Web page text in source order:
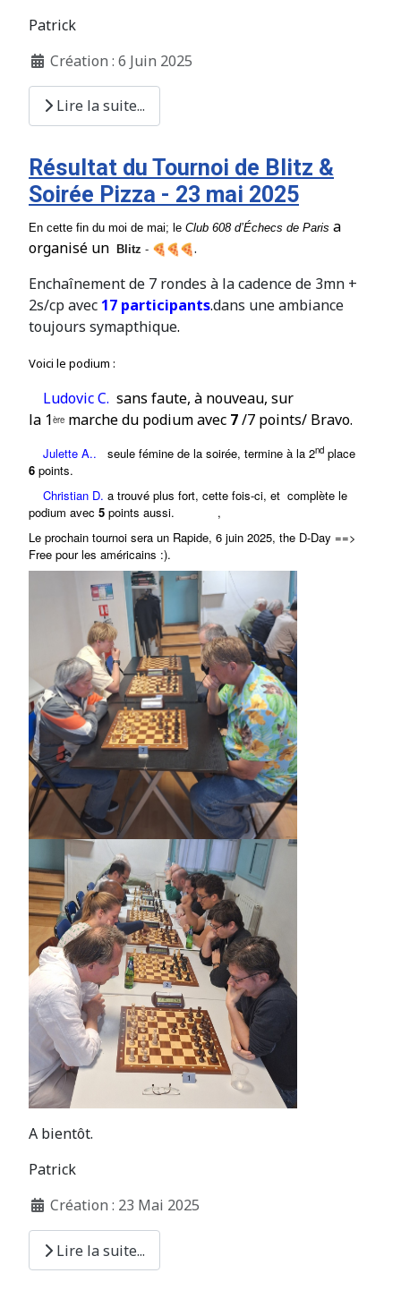
Patrick
Création : 6 Juin 2025
Lire la suite...
Résultat du Tournoi de Blitz &
Soirée Pizza - 23 mai 2025
En cette fin du moi de mai; le Club 608d’Échecs de Paris a
organisé un
Blitz -
.
Enchaînement de 7 rondes à la cadence de 3mn +
2s/cp avec 17 participants.dans une ambiance
toujours symapthique.
Voici le podium :
Ludovic C. sans faute, à nouveau, sur
la 1ère marche du podium avec 7/7 points/ Bravo.
Julette A.. seule fémine de la soirée, termine à la 2nd place
6 points.
Christian D. a trouvé plus fort, cette fois-ci, et complète le
podium avec 5 points aussi. ,
Le prochain tournoi sera un Rapide, 6 juin 2025, the D-Day ==>
Free pour les américains :).
A bientôt.
Patrick
Création : 23 Mai 2025
Lire la suite...